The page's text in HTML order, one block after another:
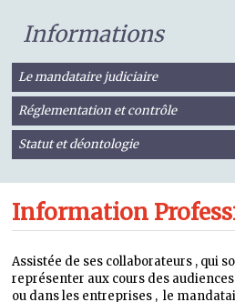
Informations
Le mandataire judiciaire
Réglementation et contrôle
Statut et déontologie
Information
Assistée de ses collaborateurs , qui
représenter aux cours des
ou dans les entreprises , le